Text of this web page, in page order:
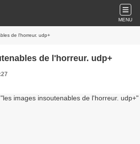
MENU
de l'horreur. udp+
de l'horreur. udp+